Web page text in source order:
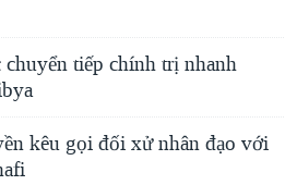
tiếp chính trị nhanh
kêu gọi đối xử nhân đạo với